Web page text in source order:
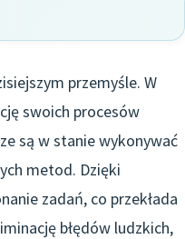
przemyśle. W
swoich procesów
są w stanie wykonywać
metod. Dzięki
zadań, co przekłada
błędów ludzkich,